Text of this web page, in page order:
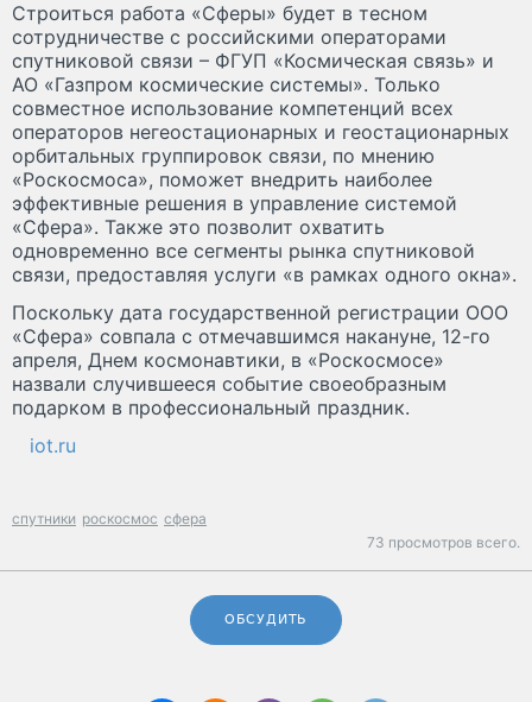
Строиться работа «Сферы» будет в тесном
сотрудничестве с российскими операторами
спутниковой связи – ФГУП «Космическая связь» и
АО «Газпром космические системы». Только
совместное использование компетенций всех
операторов негеостационарных и геостационарных
орбитальных группировок связи, по мнению
«Роскосмоса», поможет внедрить наиболее
эффективные решения в управление системой
«Сфера». Также это позволит охватить
одновременно все сегменты рынка спутниковой
связи, предоставляя услуги «в рамках одного окна».
Поскольку дата государственной регистрации ООО
«Сфера» совпала с отмечавшимся накануне, 12-го
апреля, Днем космонавтики, в «Роскосмосе»
назвали случившееся событие своеобразным
подарком в профессиональный праздник.
iot.ru
спутники роскосмос сфера
73 просмотров всего.
ОБСУДИТЬ